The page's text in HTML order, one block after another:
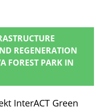
REGENERATION
FOREST PARK IN
InterACT Green